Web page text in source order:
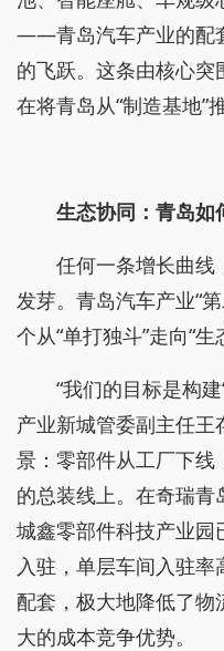
——青岛汽车产业的配
的飞跃。这条由核心突
在将青岛从“制造基地”
生态协同：青岛如
任何一条增长曲线
发芽。青岛汽车产业“
个从“单打独斗”走向“生
“我们的目标是构
产业新城管委副主任
景：零部件从工厂下
的总装线上。在奇瑞
城鑫零部件科技产业园
入驻，单层车间入驻
配套，极大地降低了物
大的成本竞争优势。